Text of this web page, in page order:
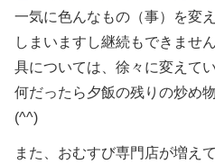
一気に色んなもの（事）を変
しまいますし継続もできません
具については、徐々に変えて
何だったら夕飯の残りの炒め
(^^)
また、おむすび専門店が増え